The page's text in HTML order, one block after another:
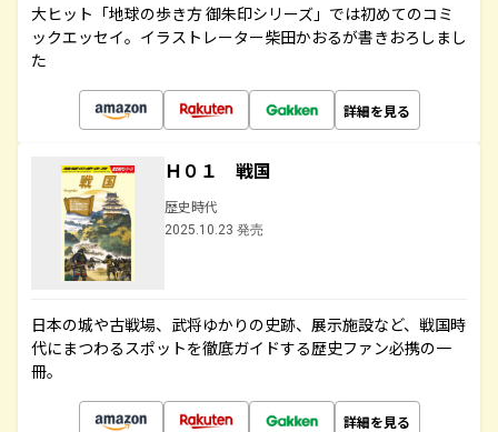
大ヒット「地球の歩き方 御朱印シリーズ」では初めてのコミ
ックエッセイ。イラストレーター柴田かおるが書きおろしまし
た
詳細を見る
Ｈ０１ 戦国
歴史時代
2025.10.23 発売
日本の城や古戦場、武将ゆかりの史跡、展示施設など、戦国時
代にまつわるスポットを徹底ガイドする歴史ファン必携の一
冊。
詳細を見る